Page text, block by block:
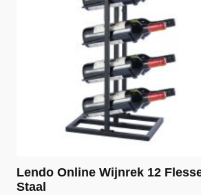
Lendo Online Wijnrek 12
Staal